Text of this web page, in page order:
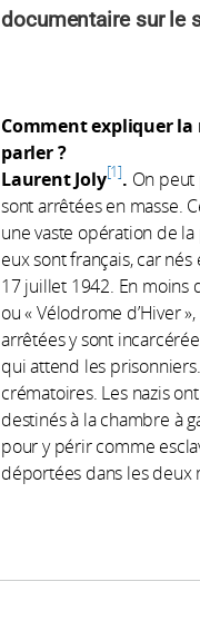
documentaire sur le
Comment expliquer la
parler ?
Laurent Joly 1 . On peut
sont arrêtées en masse.
une vaste opération de
eux sont français, car nés
17 juillet 1942. En moins
ou « Vélodrome d’Hiver
arrêtées y sont
qui attend les
crématoires. Les nazis
destinés à la chambre à
pour y périr comme
déportées dans les deux